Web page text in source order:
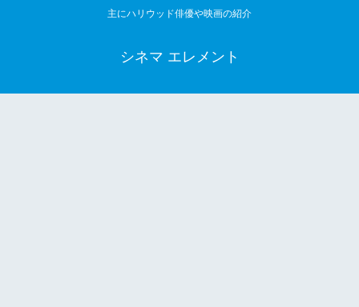
主にハリウッド俳優や映画の紹介
シネマ エレメント